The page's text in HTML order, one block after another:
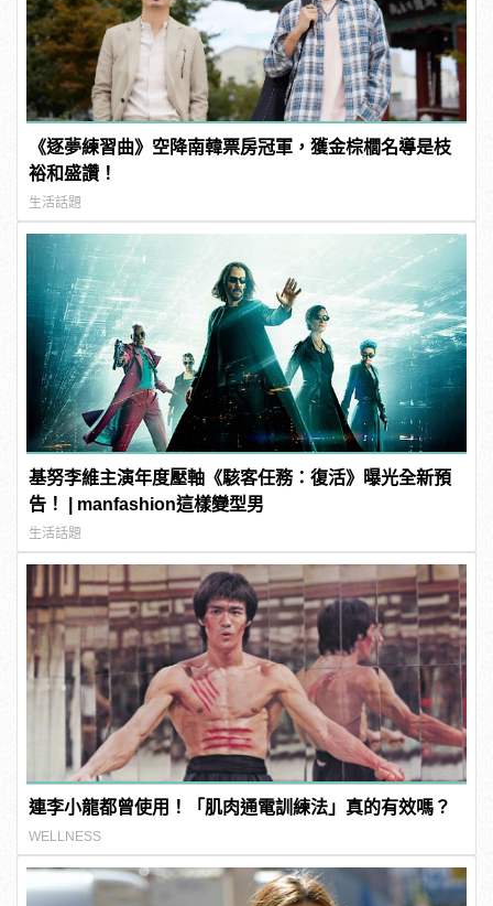
《逐夢練習曲》空降南韓票房冠軍，獲金棕櫚名導是枝
裕和盛讚！
生活話題
基努李維主演年度壓軸《駭客任務：復活》曝光全新預
告！ | manfashion這樣變型男
生活話題
連李小龍都曾使用！「肌肉通電訓練法」真的有效嗎？
WELLNESS